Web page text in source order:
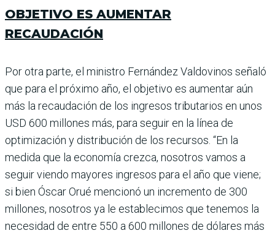
OBJETIVO ES AUMENTAR
RECAUDACIÓN
Por otra parte, el ministro Fernández Valdovinos señaló
que para el próximo año, el objetivo es aumentar aún
más la recaudación de los ingresos tributarios en unos
USD 600 millones más, para seguir en la línea de
optimización y distribución de los recursos. “En la
medida que la economía crezca, nosotros vamos a
seguir viendo mayores ingresos para el año que viene;
si bien Óscar Orué men­cionó un incremento de 300
millones, nosotros ya le establecimos que tenemos la
necesidad de entre 550 a 600 millones de dólares más